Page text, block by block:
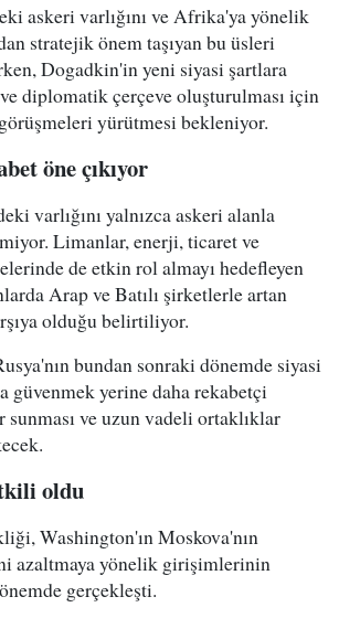
askeri varlığını ve Afrika'ya yönelik
stratejik önem taşıyan bu üsleri
Dogadkin'in yeni siyasi şartlara
diplomatik çerçeve oluşturulması için
yürütmesi bekleniyor.
öne çıkıyor
varlığını yalnızca askeri alanla
Limanlar, enerji, ticaret ve
de etkin rol almayı hedefleyen
Arap ve Batılı şirketlerle artan
olduğu belirtiliyor.
bundan sonraki dönemde siyasi
güvenmek yerine daha rekabetçi
ve uzun vadeli ortaklıklar
oldu
Washington'ın Moskova'nın
azaltmaya yönelik girişimlerinin
gerçekleşti.